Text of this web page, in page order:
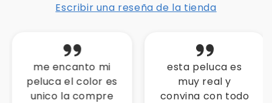
Escribir una reseña de la tienda
me encanto mi
peluca el color es
unico la compre
esta peluca es
muy real y
convina con todo